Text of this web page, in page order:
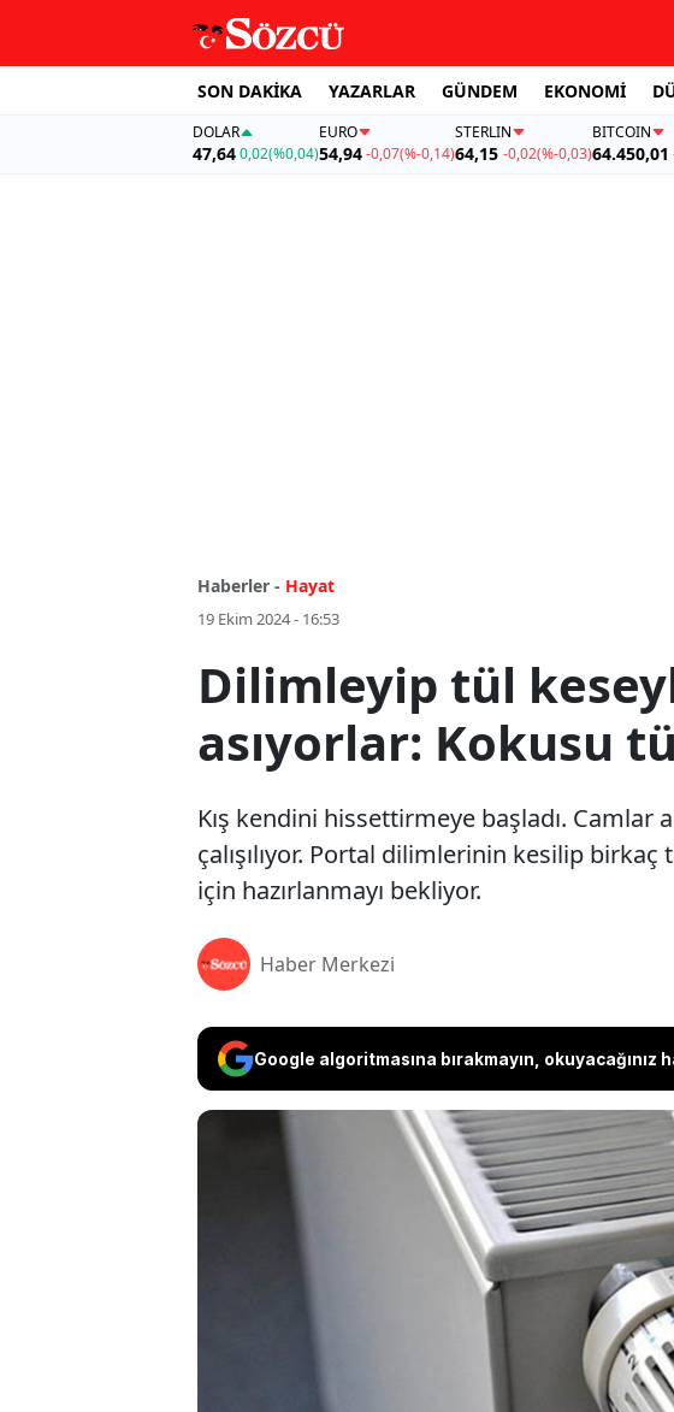
SON DAKİKA YAZARLAR GÜNDEM EKONOMİ
DOLAR
47,640,02(%0,04)
EURO
54,94 -0,07(%-0,14)
STERLIN
64,15 -0,02(%-0,03)
BITCOIN
64.450,01
Haberler - Hayat
19 Ekim 2024 - 16:53
Dilimleyip tül
asıyorlar: Kokusu
Kış kendini hissettirmeye başladı. Camlar
çalışılıyor. Portal dilimlerinin kesilip
için hazırlanmayı bekliyor.
Haber Merkezi
Google algoritmasına bırakmayın, okuyacağınız
Kış kendini hissettirmeye
evdeki ferahlık doğal
dilimlerinin kesilip birkaç
da evin havasını